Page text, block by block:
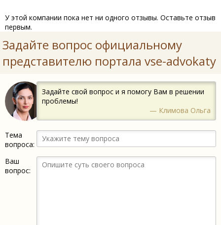
У этой компании пока нет ни одного отзывы. Оставьте отзыв
первым.
Задайте вопрос официальному
представителю портала vse-advokaty
Задайте свой вопрос и я помогу Вам в решении
проблемы!
— Климова Ольга
Тема
вопроса:
Ваш
вопрос: